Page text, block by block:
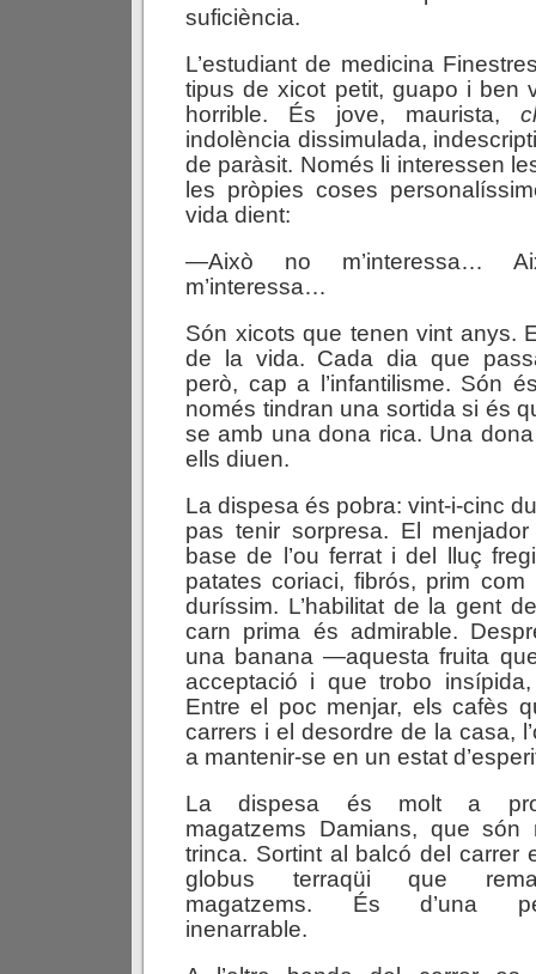
suficiència.
L’estudiant de medicina
tipus de xicot petit, guapo i ben
horrible. És jove, maurista,
indolència dissimulada,
de paràsit. Només li interessen
les pròpies coses
vida dient:
—Això no m’interessa…
m’interessa…
Són xicots que tenen vint anys.
de la vida. Cada dia que
però, cap a l’infantilisme. Són
només tindran una sortida si és
se amb una dona rica. Una
ells diuen.
La dispesa és pobra: vint-i-cinc
pas tenir sorpresa. El
base de l’ou ferrat i del lluç
patates coriaci, fibrós, prim
duríssim. L’habilitat de la gent
carn prima és admirable.
una banana —aquesta fruita
acceptació i que trobo
Entre el poc menjar, els cafès
carrers i el desordre de la casa,
a mantenir-se en un estat
La dispesa és molt a
magatzems Damians, que són
trinca. Sortint al balcó del carrer
globus terraqüi que
magatzems. És d’una
inenarrable.